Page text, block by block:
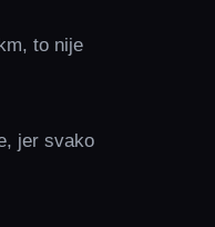
to nije
jer svako